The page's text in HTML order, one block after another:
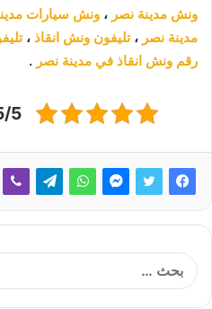
ونش مدينة نصر ، ونش سيارات
مدينة نصر ،تليفون ونش انقاذ ،
رقم ونش انقاذ في مدينة نصر .
5/5 -